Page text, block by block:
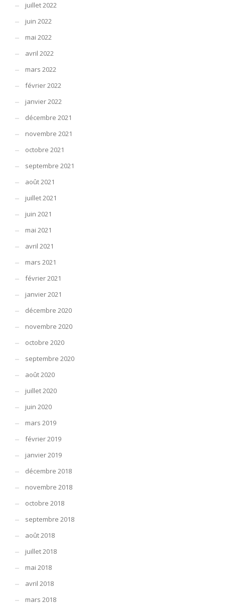
juillet 2022
juin 2022
mai 2022
avril 2022
mars 2022
février 2022
janvier 2022
décembre 2021
novembre 2021
octobre 2021
septembre 2021
août 2021
juillet 2021
juin 2021
mai 2021
avril 2021
mars 2021
février 2021
janvier 2021
décembre 2020
novembre 2020
octobre 2020
septembre 2020
août 2020
juillet 2020
juin 2020
mars 2019
février 2019
janvier 2019
décembre 2018
novembre 2018
octobre 2018
septembre 2018
août 2018
juillet 2018
mai 2018
avril 2018
mars 2018